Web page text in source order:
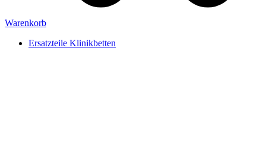
Warenkorb
Ersatzteile Klinikbetten